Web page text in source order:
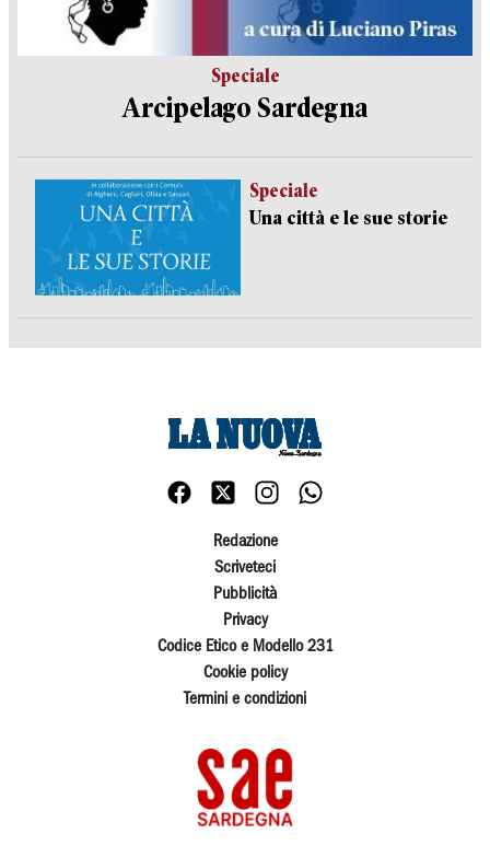
Speciale
Arcipelago Sardegna
Speciale
Una città e le sue storie
Redazione
Scriveteci
Pubblicità
Privacy
Codice Etico e Modello 231
Cookie policy
Termini e condizioni